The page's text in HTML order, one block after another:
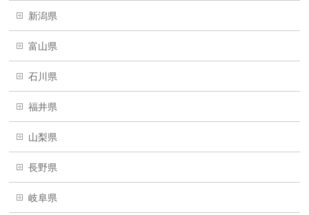
新潟県
富山県
石川県
福井県
山梨県
長野県
岐阜県